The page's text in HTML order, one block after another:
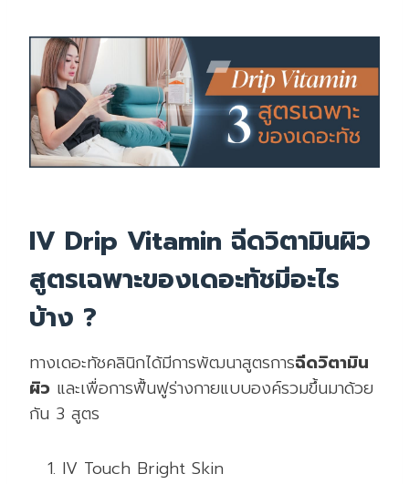
IV Drip Vitamin ฉีดวิตามินผิว
สูตรเฉพาะของเดอะทัชมีอะไร
บ้าง ?
ทางเดอะทัชคลินิกได้มีการพัฒนาสูตรการฉีดวิตามิน
ผิว และเพื่อการฟื้นฟูร่างกายแบบองค์รวมขึ้นมาด้วย
กัน 3 สูตร
IV Touch Bright Skin